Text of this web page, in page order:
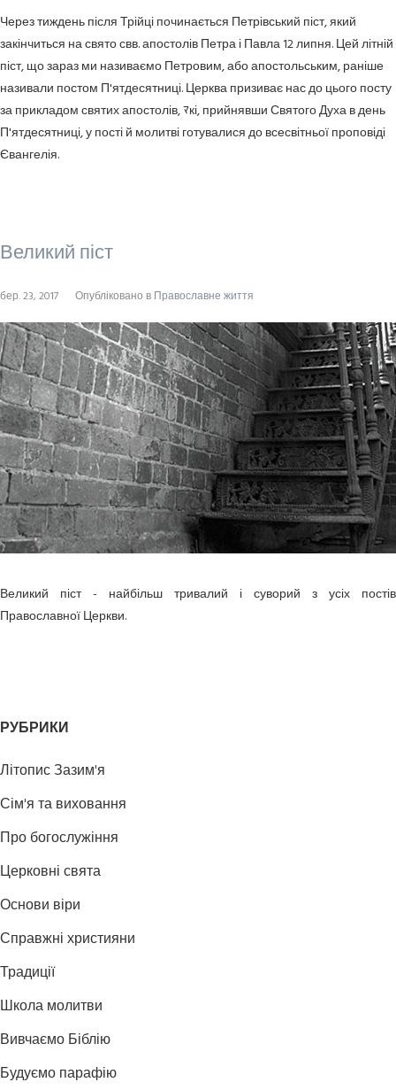
Через тиждень після Трійці починається Петрівський піст, який
закінчиться на свято свв. апостолів Петра і Павла 12 липня. Цей літній
піст, що зараз ми називаємо Петровим, або апостольським, раніше
називали постом П'ятдесятниці. Церква призиває нас до цього посту
за прикладом святих апостолів, ﾏкі, прийнявши Святого Духа в день
П'ятдесятниці, у пості й молитві готувалися до всесвітньої проповіді
Євангелія.
Великий піст
бер. 23, 2017 Опубліковано в Православне життя
Великий піст - найбільш тривалий і суворий з усіх постів
Православної Церкви.
РУБРИКИ
Літопис Зазим'я
Сім'я та виховання
Про богослужіння
Церковні свята
Основи віри
Справжні християни
Традиції
Школа молитви
Вивчаємо Біблію
Будуємо парафію